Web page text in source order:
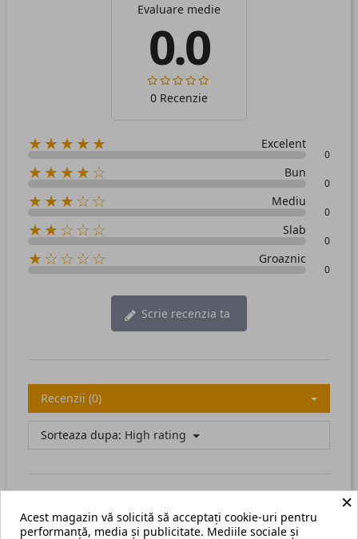
Evaluare medie
0.0
0 Recenzie
★★★★★ Excelent
0
★★★★☆ Bun
0
★★★☆☆ Mediu
0
★★☆☆☆ Slab
0
★☆☆☆☆ Groaznic
0
Scrie recenzia ta
Recenzii (0)
Sorteaza dupa: High rating
There are no available reviews.Scrie recenzia ta.
×
Acest magazin vă solicită să acceptați cookie-uri pentru
performanță, media și publicitate. Mediile sociale și